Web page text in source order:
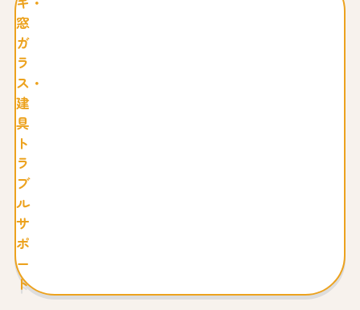
窓
ガ
ラ
ス・
建
具
ト
ラ
ブ
ル
サ
ポ
ー
ト